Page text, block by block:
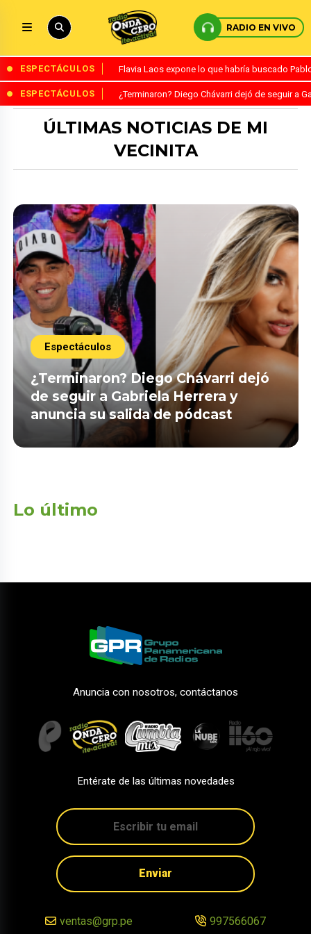
RADIO EN VIVO
ESPECTÁCULOS Flavia Laos expone lo que habría buscado
ESPECTÁCULOS ¿Terminaron? Diego Chávarri dejó de seguir a
ÚLTIMAS NOTICIAS DE MI
VECINITA
Espectáculos
¿Terminaron? Diego Chávarri dejó
de seguir a Gabriela Herrera y
anuncia su salida de pódcast
Lo último
Anuncia con nosotros, contáctanos
Entérate de las últimas novedades
Enviar
ventas@grp.pe 997566067